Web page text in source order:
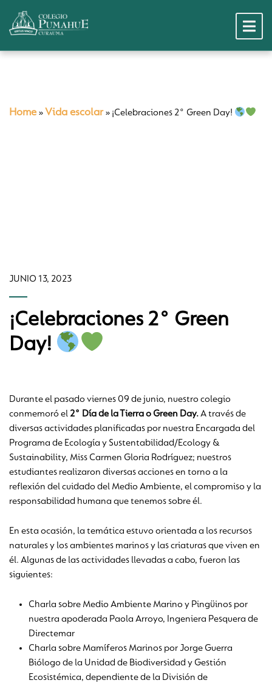
Home » Vida escolar» ¡Celebraciones 2° Green Day!
JUNIO 13, 2023
¡Celebraciones 2° Green
Day!
Durante el pasado viernes 09 de junio, nuestro colegio
conmemoró el2° Día de la Tierra o Green Day.A través de
diversas actividades planificadas por nuestra Encargada del
Programa de Ecología y Sustentabilidad/Ecology &
Sustainability, Miss Carmen Gloria Rodríguez; nuestros
estudiantes realizaron diversas acciones en torno a la
reflexión del cuidado del Medio Ambiente, el compromiso y la
responsabilidad humana que tenemos sobre él.
En esta ocasión, la temática estuvo orientada a los recursos
naturales y los ambientes marinos y las criaturas que viven en
él. Algunas de las actividades llevadas a cabo, fueron las
siguientes:
Charla sobre Medio Ambiente Marino y Pingüinos por
nuestra apoderada Paola Arroyo, Ingeniera Pesquera de
Directemar
Charla sobre Mamíferos Marinos por Jorge Guerra
Biólogo de la Unidad de Biodiversidad y Gestión
Ecosistémica, dependiente de la División de